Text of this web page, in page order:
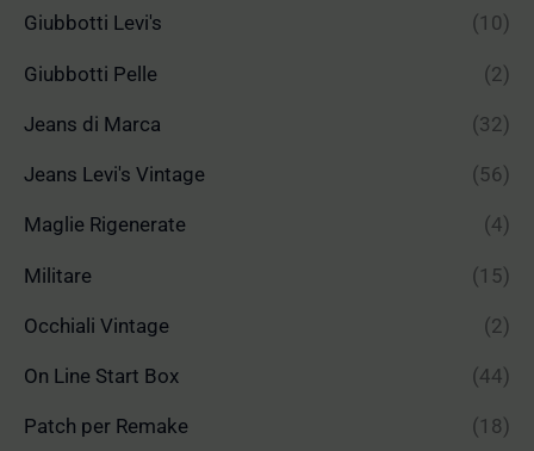
Giubbotti Levi's (10)
Giubbotti Pelle (2)
Jeans di Marca (32)
Jeans Levi's Vintage (56)
Maglie Rigenerate (4)
Militare (15)
Occhiali Vintage (2)
On Line Start Box (44)
Patch per Remake (18)